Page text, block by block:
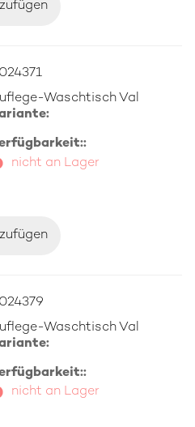
Waschtisch Val
nicht an Lager
Waschtisch Val
nicht an Lager